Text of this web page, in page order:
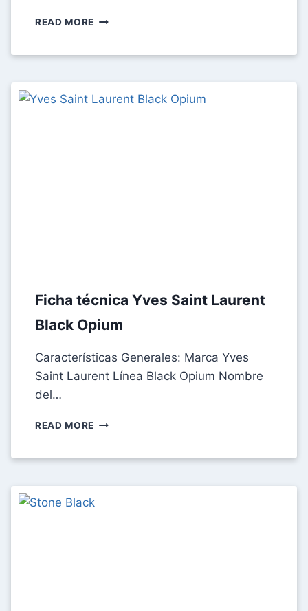
READ MORE FICHA
MERVEILLES
Ficha técnica Yves Saint Laurent
Black Opium
Características Generales: Marca Yves
Saint Laurent Línea Black Opium Nombre
del…
READ MORE FICHA
OPIUM